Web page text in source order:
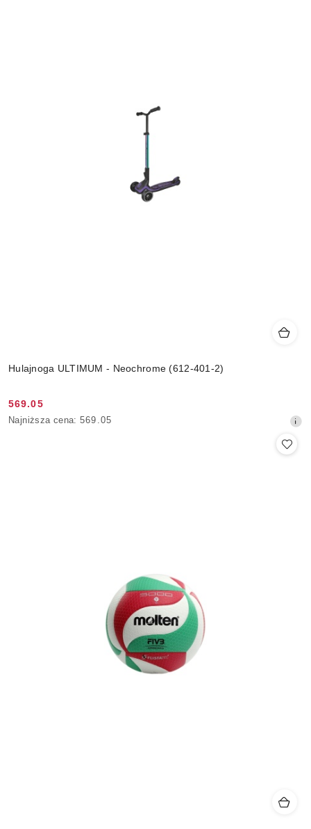
Hulajnoga ULTIMUM - Neochrome (612-401-2)
Cena
promocyjna:
569.05
Najniższa
Najniższa cena: 569.05